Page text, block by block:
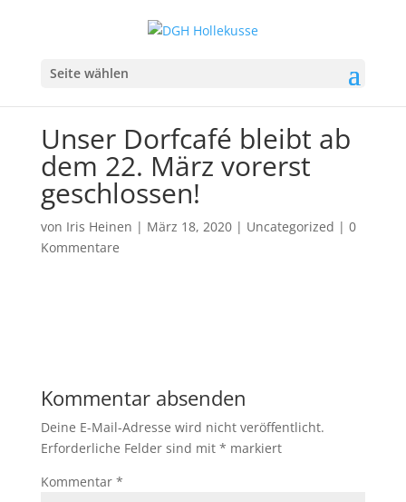
Seite wählen
Unser Dorfcafé bleibt ab
dem 22. März vorerst
geschlossen!
von Iris Heinen | März 18, 2020| Uncategorized | 0
Kommentare
Kommentar absenden
Deine E-Mail-Adresse wird nicht veröffentlicht.
Erforderliche Felder sind mit * markiert
Kommentar *